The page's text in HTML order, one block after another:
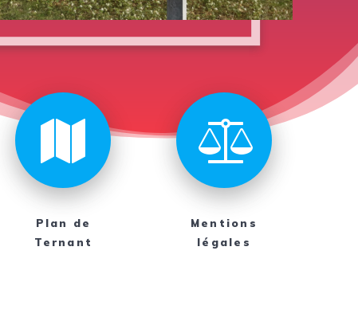
Plan de
Ternant
Mentions
légales